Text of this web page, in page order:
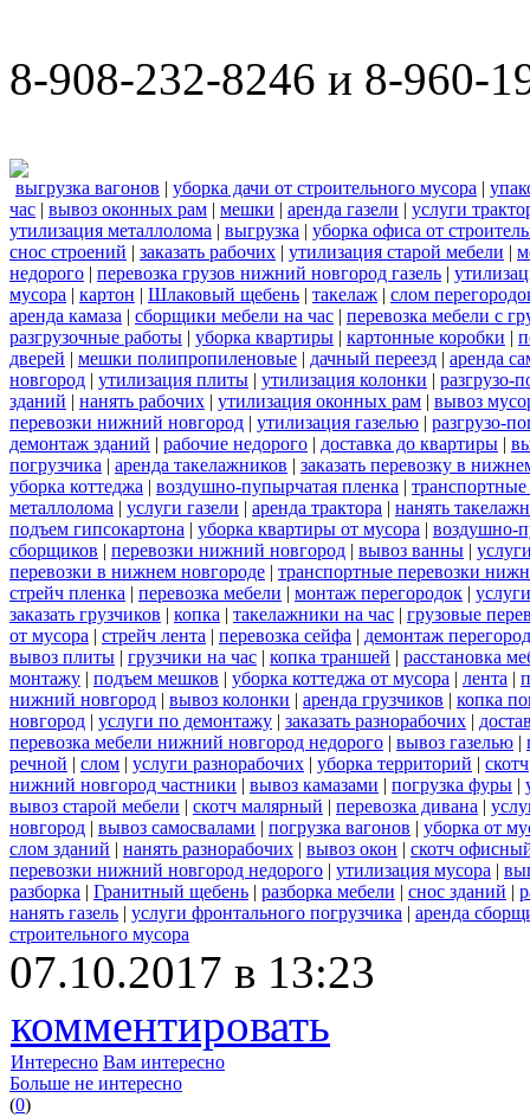
8-908-232-8246 и 8-960-
выгрузка вагонов | уборка дачи от строительного мусора |
час | вывоз оконных рам | мешки | аренда газели | услуги
утилизация металлолома | выгрузка | уборка офиса от
снос строений | заказать рабочих | утилизация старой мебели |
недорого | перевозка грузов нижний новгород газель |
мусора | картон | Шлаковый щебень | такелаж | слом
аренда камаза | сборщики мебели на час | перевозка мебели с
разгрузочные работы | уборка квартиры | картонные коробки |
дверей | мешки полипропиленовые | дачный переезд | аренда
новгород | утилизация плиты | утилизация колонки | разгрузо-
зданий | нанять рабочих | утилизация оконных рам | вывоз
перевозки нижний новгород | утилизация газелью | разгрузо-
демонтаж зданий | рабочие недорого | доставка до квартиры |
погрузчика | аренда такелажников | заказать перевозку в
уборка коттеджа | воздушно-пупырчатая пленка | транспортные
металлолома | услуги газели | аренда трактора | нанять
подъем гипсокартона | уборка квартиры от мусора | воздушно-
сборщиков | перевозки нижний новгород | вывоз ванны |
перевозки в нижнем новгороде | транспортные перевозки
стрейч пленка | перевозка мебели | монтаж перегородок |
заказать грузчиков | копка | такелажники на час | грузовые
от мусора | стрейч лента | перевозка сейфа | демонтаж
вывоз плиты | грузчики на час | копка траншей | расстановка
монтажу | подъем мешков | уборка коттеджа от мусора | лента |
нижний новгород | вывоз колонки | аренда грузчиков | копка
новгород | услуги по демонтажу | заказать разнорабочих |
перевозка мебели нижний новгород недорого | вывоз газелью |
речной | слом | услуги разнорабочих | уборка территорий | скотч
нижний новгород частники | вывоз камазами | погрузка фуры |
вывоз старой мебели | скотч малярный | перевозка дивана |
новгород | вывоз самосвалами | погрузка вагонов | уборка от
слом зданий | нанять разнорабочих | вывоз окон | скотч
перевозки нижний новгород недорого | утилизация мусора |
разборка | Гранитный щебень | разборка мебели | снос зданий |
нанять газель | услуги фронтального погрузчика | аренда
строительного мусора
07.10.2017 в 13:23
комментировать
Интересно Вам интересно
Больше не интересно
(0)